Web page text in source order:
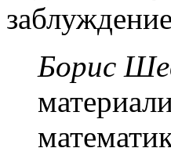
Борис